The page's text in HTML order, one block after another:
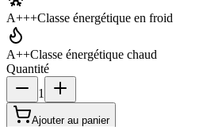
A+++Classe énergétique en froid
A++Classe énergétique chaud
Quantité
1
Ajouter au panier